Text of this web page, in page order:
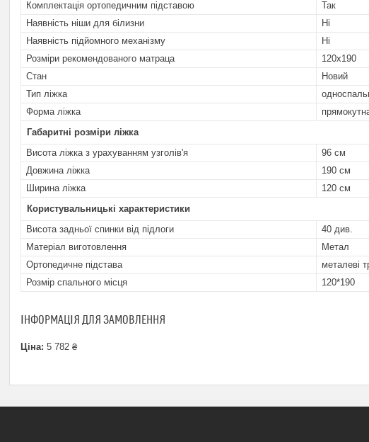
Комплектація ортопедичним підставою
Так
Наявність ніши для білизни
Ні
Наявність підйомного механізму
Ні
Розміри рекомендованого матраца
120х190
Стан
Новий
Тип ліжка
Форма ліжка
Габаритні розміри ліжка
Висота ліжка з урахуванням узголів'я
96 см
Довжина ліжка
190 см
Ширина ліжка
120 см
Користувальницькі характеристики
Висота задньої спинки від підлоги
40 див.
Матеріал виготовлення
Метал
Ортопедичне підстава
металеві
Розмір спального місця
120*190
ІНФОРМАЦІЯ ДЛЯ ЗАМОВЛЕННЯ
Ціна: 5 782 ₴